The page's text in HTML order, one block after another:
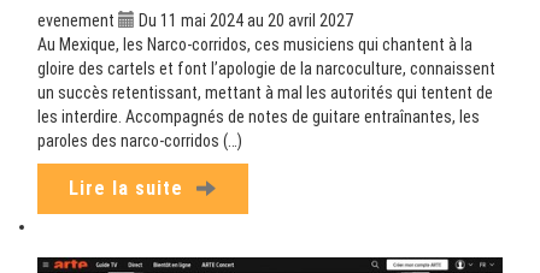
evenement
Du 11 mai 2024 au 20 avril 2027
Au Mexique, les Narco-corridos, ces musiciens qui chantent à la
gloire des cartels et font l’apologie de la narcoculture, connaissent
un succès retentissant, mettant à mal les autorités qui tentent de
les interdire. Accompagnés de notes de guitare entraînantes, les
paroles des narco-corridos (…)
Lire la suite